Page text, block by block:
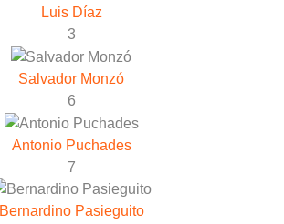
Luis Díaz
3
Salvador Monzó
6
Antonio Puchades
7
Bernardino Pasieguito